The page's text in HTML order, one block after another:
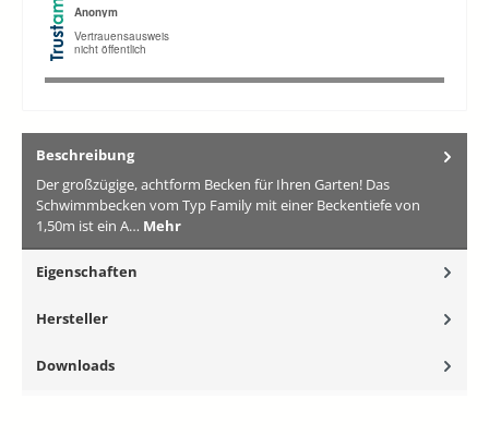
Beschreibung
Der großzügige, achtform Becken für Ihren Garten! Das
Schwimmbecken vom Typ Family mit einer Beckentiefe von
1,50m ist ein A… Mehr
Eigenschaften
Hersteller
Downloads